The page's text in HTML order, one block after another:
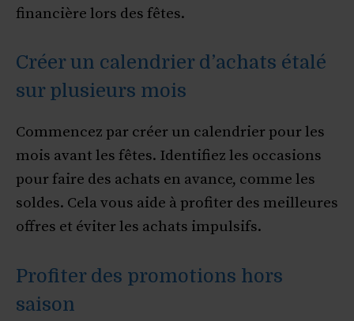
financière lors des fêtes.
Créer un calendrier d’achats étalé
sur plusieurs mois
Commencez par créer un calendrier pour les
mois avant les fêtes. Identifiez les occasions
pour faire des achats en avance, comme les
soldes. Cela vous aide à profiter des meilleures
offres et éviter les achats impulsifs.
Profiter des promotions hors
saison